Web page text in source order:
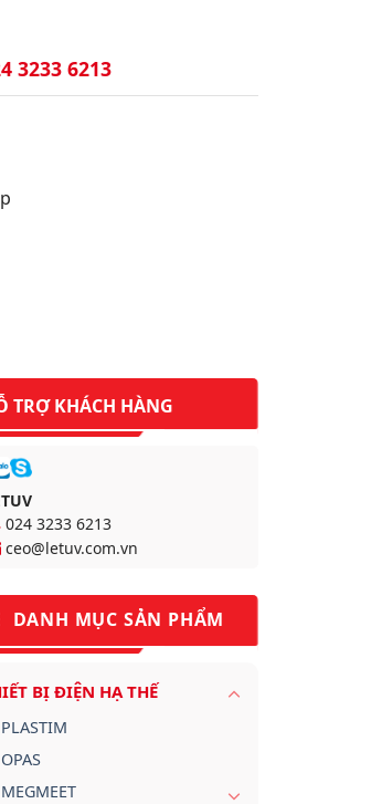
3233 6213
TRỢ KHÁCH HÀNG
024 3233 6213
ceo@letuv.com.vn
DANH MỤC SẢN PHẨM
BỊ ĐIỆN HẠ THẾ
PLASTIM
OPAS
MEGMEET